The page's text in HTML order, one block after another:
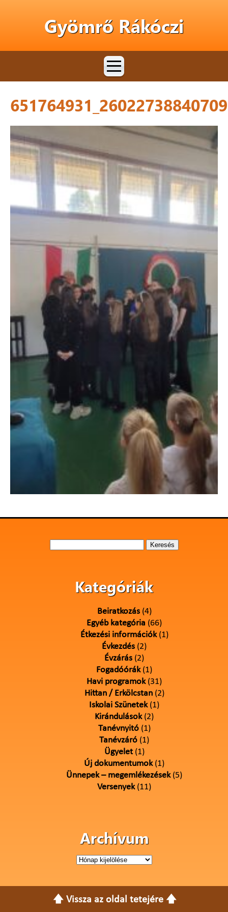
Gyömrő Rákóczi
Kategóriák
Beiratkozás(4)
Egyéb kategória (66)
Étkezési információk(1)
Évkezdés (2)
Évzárás (2)
Fogadóórák(1)
Havi programok(31)
Hittan / Erkölcstan(2)
Iskolai Szünetek(1)
Kirándulások(2)
Tanévnyitó(1)
Tanévzáró (1)
Ügyelet(1)
Új dokumentumok(1)
Ünnepek – megemlékezések(5)
Versenyek(11)
Archívum
Archívum
🡅 Vissza az oldal tetejére 🡅